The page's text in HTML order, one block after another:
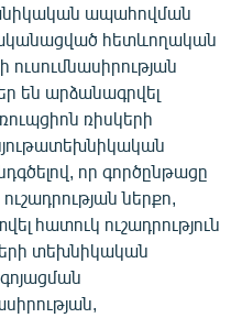
ապահովման
հետևողական
են արձանագրվել
ռիսկերի
որ գործընթացը
ներքո,
հատուկ ուշադրություն
տեխնիկական